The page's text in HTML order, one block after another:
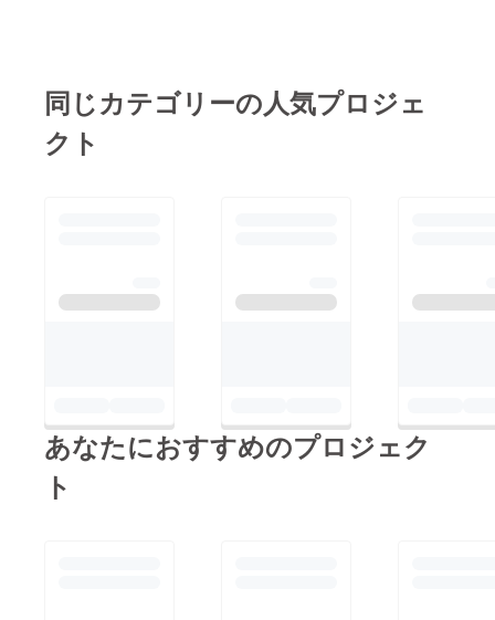
同じカテゴリーの人気プロジェ
クト
あなたにおすすめのプロジェク
ト